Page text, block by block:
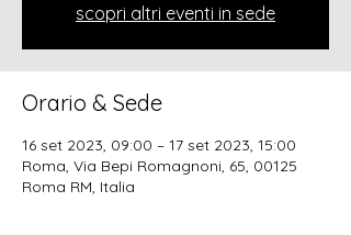
scopri altri eventi in sede
Orario & Sede
16 set 2023, 09:00 – 17 set 2023, 15:00
Roma, Via Bepi Romagnoni, 65, 00125
Roma RM, Italia